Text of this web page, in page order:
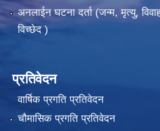
अनलाईन घटना दर्ता (जन्म, मृत्यु,
विच्छेद )
प्रतिवेदन
वार्षिक प्रगति प्रतिवेदन
चौमासिक प्रगति प्रतिवेदन